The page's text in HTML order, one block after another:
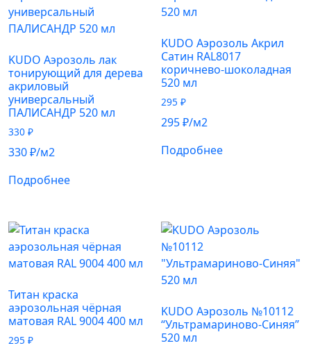
KUDO Аэрозоль лак
тонирующий для дерева
акриловый
универсальный
ПАЛИСАНДР 520 мл
330 ₽
330₽/м2
Подробнее
KUDO Аэрозоль Акрил
Сатин RAL8017
коричнево-шоколадная
520 мл
295₽
295₽/м2
Подробнее
Титан краска
аэрозольная чёрная
матовая RAL 9004 400 мл
295 ₽
KUDO Аэрозоль №10112
“Ультрамариново-Синяя”
520 мл